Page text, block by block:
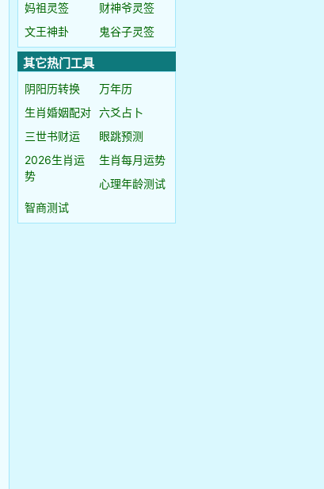
妈祖灵签
财神爷灵签
文王神卦
鬼谷子灵签
其它热门工具
阴阳历转换
万年历
生肖婚姻配对 六爻占卜
三世书财运
眼跳预测
2026生肖运
势
生肖每月运势
心理年龄测试
智商测试